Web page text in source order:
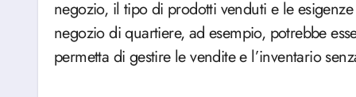
negozio, il tipo di prodotti venduti e le
negozio di quartiere, ad esempio, potrebbe
permetta di gestire le vendite e l’inventario